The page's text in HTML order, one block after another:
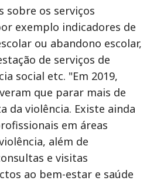
sobre os serviços
exemplo indicadores de
ou abandono escolar,
de serviços de
social etc. "Em 2019,
que parar mais de
da violência. Existe ainda
em áreas
além de
e visitas
ao bem-estar e saúde